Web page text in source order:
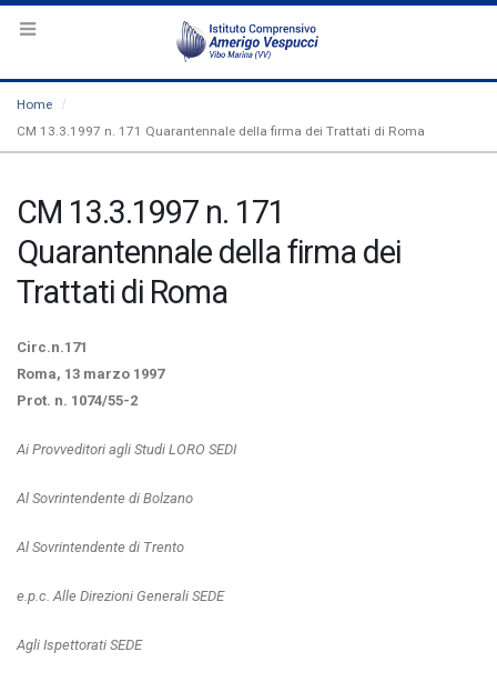
Home
CM 13.3.1997 n. 171 Quarantennale della firma dei Trattati di Roma
CM 13.3.1997 n. 171
Quarantennale della firma dei
Trattati di Roma
Circ.n.171
Roma, 13 marzo 1997
Prot. n. 1074/55-2
Ai Provveditori agli Studi LORO SEDI
Al Sovrintendente di Bolzano
Al Sovrintendente di Trento
e.p.c. Alle Direzioni Generali SEDE
Agli Ispettorati SEDE